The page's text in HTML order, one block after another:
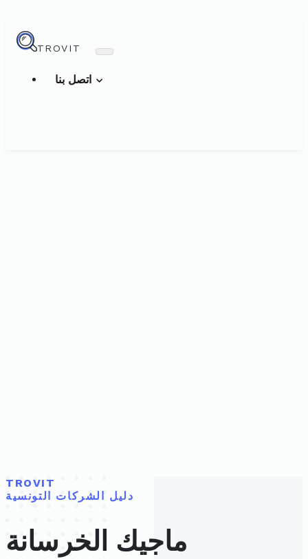
TROVIT
TROVIT
دليل الشركات التونسية
ماجيك الخرسانة